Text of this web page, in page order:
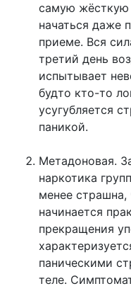
самую жёсткую
начаться даже
приеме. Вся
третий день
испытывает
будто кто-то
усугубляется
паникой.
Метадоновая.
наркотика
менее
начинается
прекращения
паническими
теле.